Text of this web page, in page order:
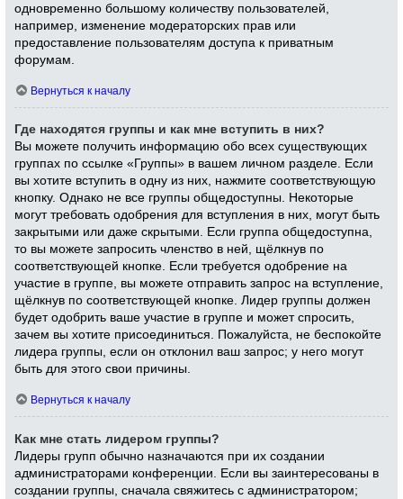
одновременно большому количеству пользователей,
например, изменение модераторских прав или
предоставление пользователям доступа к приватным
форумам.
Вернуться к началу
Где находятся группы и как мне вступить в них?
Вы можете получить информацию обо всех существующих
группах по ссылке «Группы» в вашем личном разделе. Если
вы хотите вступить в одну из них, нажмите соответствующую
кнопку. Однако не все группы общедоступны. Некоторые
могут требовать одобрения для вступления в них, могут быть
закрытыми или даже скрытыми. Если группа общедоступна,
то вы можете запросить членство в ней, щёлкнув по
соответствующей кнопке. Если требуется одобрение на
участие в группе, вы можете отправить запрос на вступление,
щёлкнув по соответствующей кнопке. Лидер группы должен
будет одобрить ваше участие в группе и может спросить,
зачем вы хотите присоединиться. Пожалуйста, не беспокойте
лидера группы, если он отклонил ваш запрос; у него могут
быть для этого свои причины.
Вернуться к началу
Как мне стать лидером группы?
Лидеры групп обычно назначаются при их создании
администраторами конференции. Если вы заинтересованы в
создании группы, сначала свяжитесь с администратором;